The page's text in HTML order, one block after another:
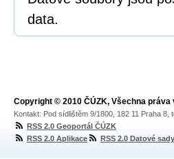
data.
Copyright © 2010 ČÚZK, Všechna práva
Kontakt: Pod sídlištěm 9/1800, 182 11 Praha
RSS 2.0 Geoportál ČÚZK
RSS 2.0 Aplikace
RSS 2.0 Datové sady